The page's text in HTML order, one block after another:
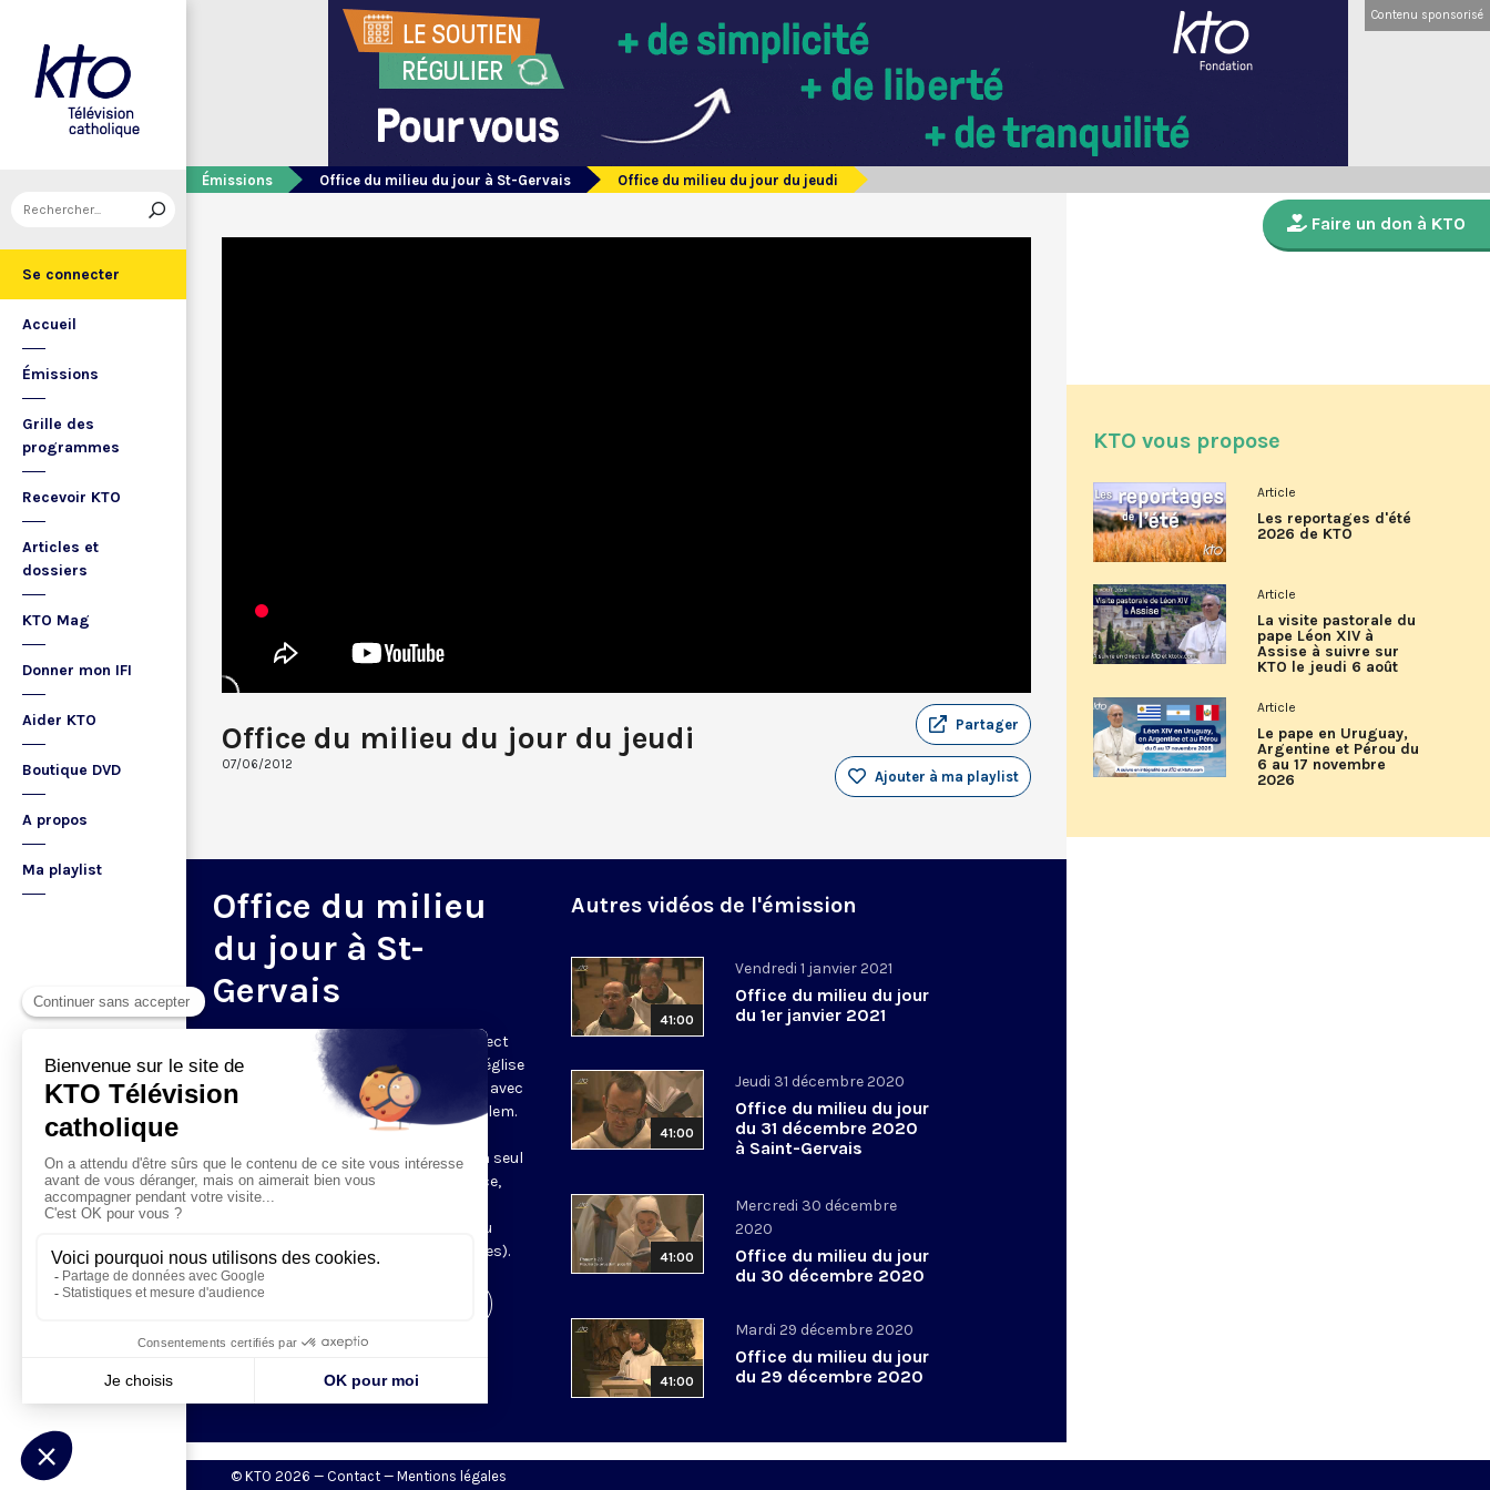
Se connecter
Accueil
Émissions
Grille des
programmes
Recevoir KTO
Articles et
dossiers
KTO Mag
Donner mon IFI
Aider KTO
Boutique DVD
A propos
Ma playlist
Contenu sponsorisé
Émissions Office du milieu du jour à St-Gervais Office du milieu du jour du jeudi
Office du milieu du jour du jeudi
07/06/2012
Partager
Ajouter à ma playlist
Office du milieu
du jour à St-
Gervais
Du mardi au samedi, KTO diffuse en direct
l’office du milieu du jour, en direct de l’église
Saint-Gervais-Saint-Protais (Paris 4e), avec
les Fraternités Monastiques de Jérusalem.
L’Office du Milieu du Jour regroupe, en
particulier, «au milieu du jour» et en un seul
office, les heures monastiques de Tierce,
Sexte et None. Il permet à l’Église de
retrouver son Seigneur entre l’office du
matin (Laudes) et l’office du soir (Vêpres).
Autres vidéos de l'émission
41:00
Vendredi 1 janvier 2021
Office du milieu du jour
du 1er janvier 2021
41:00
Jeudi 31 décembre 2020
Office du milieu du jour
du 31 décembre 2020
à Saint-Gervais
41:00
Mercredi 30 décembre
2020
Office du milieu du jour
du 30 décembre 2020
41:00
Mardi 29 décembre 2020
Office du milieu du jour
du 29 décembre 2020
Faire un don à KTO
KTO vous propose
Article
Les reportages d'été
2026 de KTO
Article
La visite pastorale du
pape Léon XIV à
Assise à suivre sur
KTO le jeudi 6 août
Article
Le pape en Uruguay,
Argentine et Pérou du
6 au 17 novembre
2026
© KTO 2026 — Contact — Mentions légales